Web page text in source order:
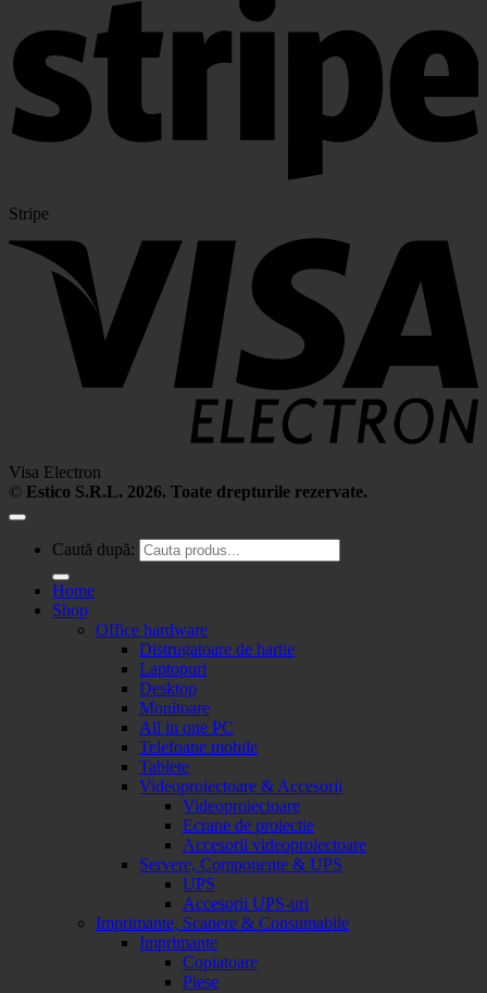
Stripe
Visa Electron
© Estico S.R.L. 2026. Toate drepturile rezervate.
Caută după:
Home
Shop
Office hardware
Distrugatoare de hartie
Laptopuri
Desktop
Monitoare
All in one PC
Telefoane mobile
Tablete
Videoproiectoare & Accesorii
Videoproiectoare
Ecrane de proiectie
Accesorii videoproiectoare
Servere, Componente & UPS
UPS
Accesorii UPS-uri
Imprimante, Scanere & Consumabile
Imprimante
Copiatoare
Piese